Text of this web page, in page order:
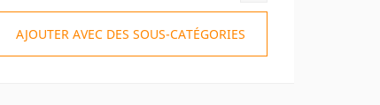
AJOUTER AVEC DES SOUS-CATÉGORIES